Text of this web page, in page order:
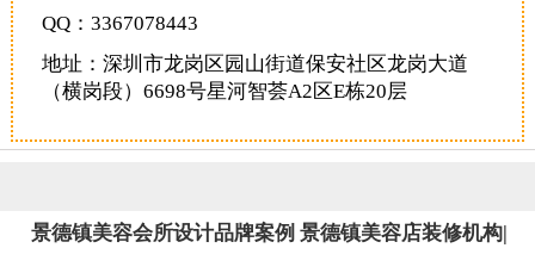
恭喜131****1475用户作品已成功备案！
QQ：3367078443
地址：深圳市龙岗区园山街道保安社区龙岗大道
（横岗段）6698号星河智荟A2区E栋20层
景德镇美容会所设计品牌案例 景德镇美容店装修机构|